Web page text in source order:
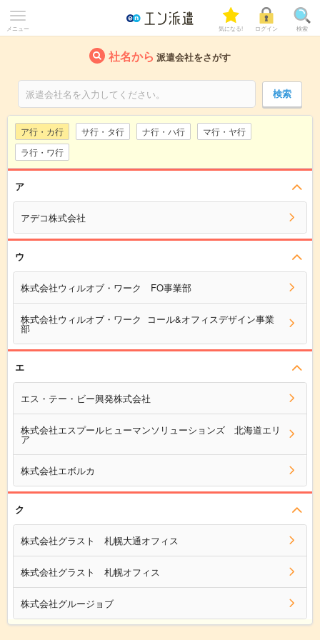
メニュー 気になる! ログイン 検索
社名から 派遣会社をさがす
ア行・カ行 サ行・タ行 ナ行・ハ行
マ行・ヤ行
ラ行・ワ行
ア
アデコ株式会社
ウ
株式会社ウィルオブ・ワーク FO事業部
株式会社ウィルオブ・ワーク コール&オフィスデザイン事業
部
エ
エス・テー・ビー興発株式会社
株式会社エスプールヒューマンソリューションズ 北海道エリ
ア
株式会社エボルカ
ク
株式会社グラスト 札幌大通オフィス
株式会社グラスト 札幌オフィス
株式会社グルージョブ